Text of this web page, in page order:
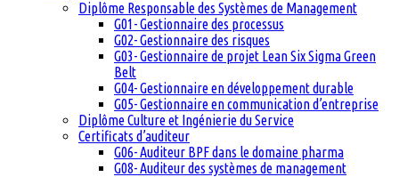
Diplôme Responsable des Systèmes de Management
G01- Gestionnaire des processus
G02- Gestionnaire des risques
G03- Gestionnaire de projet Lean Six Sigma Green
Belt
G04- Gestionnaire en développement durable
G05- Gestionnaire en communication d’entreprise
Diplôme Culture et Ingénierie du Service
Certificats d’auditeur
G06- Auditeur BPF dans le domaine pharma
G08- Auditeur des systèmes de management